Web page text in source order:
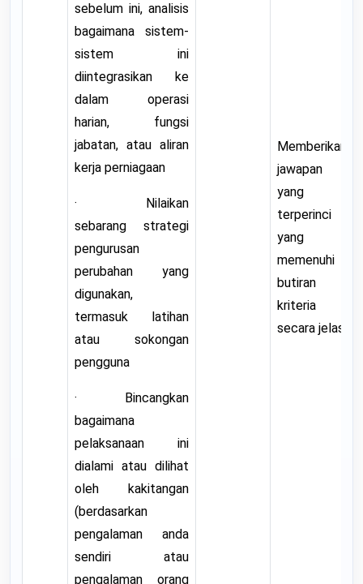
sebelum ini, analisis
bagaimana sistem-
sistem ini
diintegrasikan ke
dalam operasi
harian, fungsi
jabatan, atau aliran
kerja perniagaan
· Nilaikan
sebarang strategi
pengurusan
perubahan yang
digunakan,
termasuk latihan
atau sokongan
pengguna
· Bincangkan
bagaimana
pelaksanaan ini
dialami atau dilihat
oleh kakitangan
(berdasarkan
pengalaman anda
sendiri atau
pengalaman orang
Memberikan
jawapan
yang
terperinci
yang
memenuhi
butiran
kriteria
secara jelas.